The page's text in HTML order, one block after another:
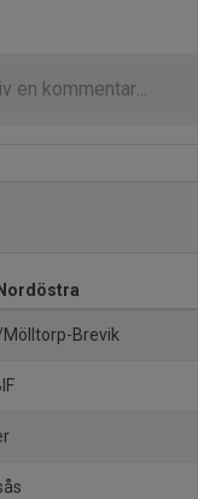
Mölltorp-Brevik